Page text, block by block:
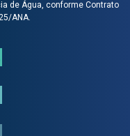
de Água, conforme Contrato
ANA.